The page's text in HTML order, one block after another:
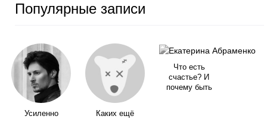
Популярные записи
Усиленно
Каких ещё
Что есть
счастье? И
почему быть